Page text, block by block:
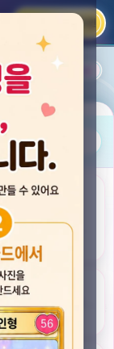
카카오 로그인
즐겨찾기